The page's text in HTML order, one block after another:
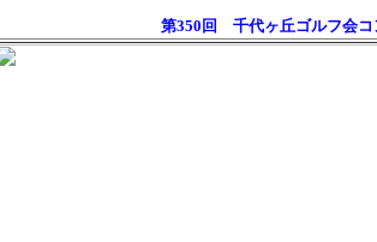
第350 回 千代ヶ丘ゴルフ会コ